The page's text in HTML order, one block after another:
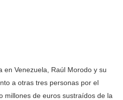
en Venezuela, Raúl Morodo y su
a otras tres personas por el
millones de euros sustraídos de la